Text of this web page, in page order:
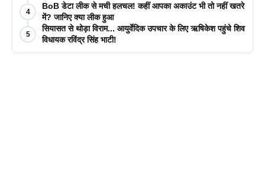
4
BoB डेटा लीक से मची हलचल! कहीं आपका अकाउंट भी तो नहीं खतरे
में? जानिए क्या लीक हुआ
5
सियासत से थोड़ा विराम... आयुर्वेदिक उपचार के लिए ऋषिकेश पहुंचे शिव
विधायक रविंद्र सिंह भाटी!